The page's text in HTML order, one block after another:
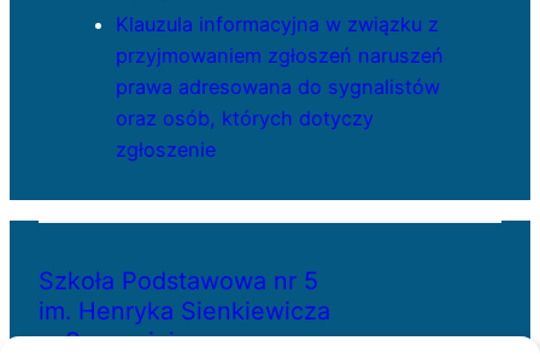
Klauzula informacyjna w związku z
przyjmowaniem zgłoszeń naruszeń
prawa adresowana do sygnalistów
oraz osób, których dotyczy
zgłoszenie
Szkoła Podstawowa nr 5
im. Henryka Sienkiewicza
w Szczecinie